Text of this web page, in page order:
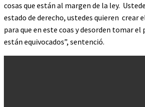
cosas que están al margen de la ley.
estado de derecho, ustedes quieren crear
para que en este coas y desorden tomar el
están equivocados”, sentenció.